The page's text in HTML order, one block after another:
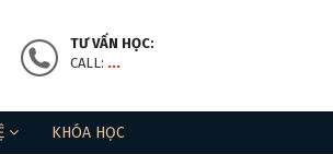
TƯ VẤN HỌC:
CALL: ...
KHÓA HỌC